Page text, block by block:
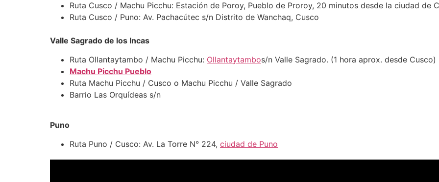
Ruta Cusco / Machu Picchu: Estación de Poroy, Pueblo de Proroy, 20 minutos desde la ciudad de
Ruta Cusco / Puno: Av. Pachacútec s/n Distrito de Wanchaq, Cusco
Valle Sagrado de los Incas
Ruta Ollantaytambo / Machu Picchu: Ollantaytambos/n Valle Sagrado. (1 hora aprox. desde Cusco)
Machu Picchu Pueblo
Ruta Machu Picchu / Cusco o Machu Picchu / Valle Sagrado
Barrio Las Orquídeas s/n
Puno
Ruta Puno / Cusco: Av. La Torre N° 224, ciudad de Puno